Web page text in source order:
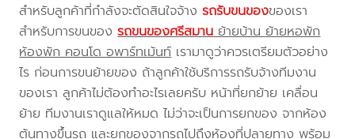
สำหรับลูกค้าที่กำลังจะตัดสินใจจ้างรถรับขนของของเรา
สำหรับการขนของรถขนของศรีสมานย้ายบ้าน ย้ายหอพัก
ห้องพัก คอนโด อพาร์ทเม้นท์เรามาดูว่าควรเตรียมตัวอย่าง
ไร ก่อนการขนย้ายของ ถ้าลูกค้าใช้บริการรถรับจ้างทีมงาน
ของเรา ลูกค้าไม่ต้องทำอะไรเลยครับ หน้าที่ยกย้าย เคลื่อน
ย้าย ทีมงานเราดูแลให้หมด ไม่ว่าจะเป็นการยกของ จากห้อง
ต้นทางขึ้นรถ และยกของจากรถไปถึงห้องที่ปลายทาง พร้อม